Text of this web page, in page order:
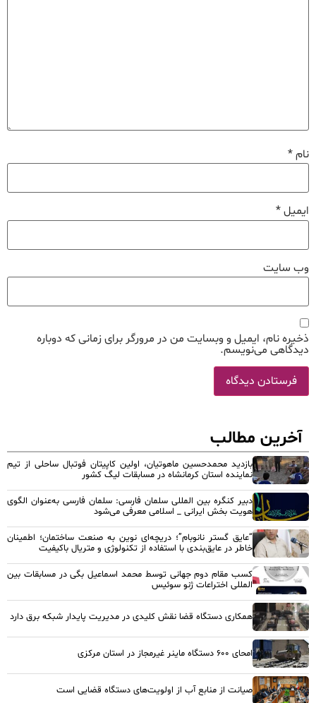
نام*
ایمیل*
وب‌ سایت
ذخیره نام، ایمیل و وبسایت من در مرورگر برای زمانی که دوباره
دیدگاهی می‌نویسم.
آخرین مطالب
بازدید محمدحسین ماهوتیان، اولین کاپیتان فوتبال ساحلی از تیم
نماینده استان کرمانشاه در مسابقات لیگ کشور
دبیر کنگره بین المللی سلمان فارسی: سلمان فارسی به‌عنوان الگوی
هویت بخش ایرانی _ اسلامی معرفی می‌شود
“عایق گستر نانوبام”؛ دریچه‌ای نوین به صنعت ساختمان؛ اطمینان
خاطر در عایق‌بندی با استفاده از تکنولوژی و متریال باکیفیت
کسب مقام دوم جهانی توسط محمد اسماعیل بگی در مسابقات بین
المللی اختراعات ژنو سوئیس
همکاری دستگاه قضا نقش کلیدی در مدیریت پایدار شبکه برق دارد
امحای ۶۰۰ دستگاه ماینر غیرمجاز در استان مرکزی
صیانت از منابع آب از اولویت‌های دستگاه قضایی است